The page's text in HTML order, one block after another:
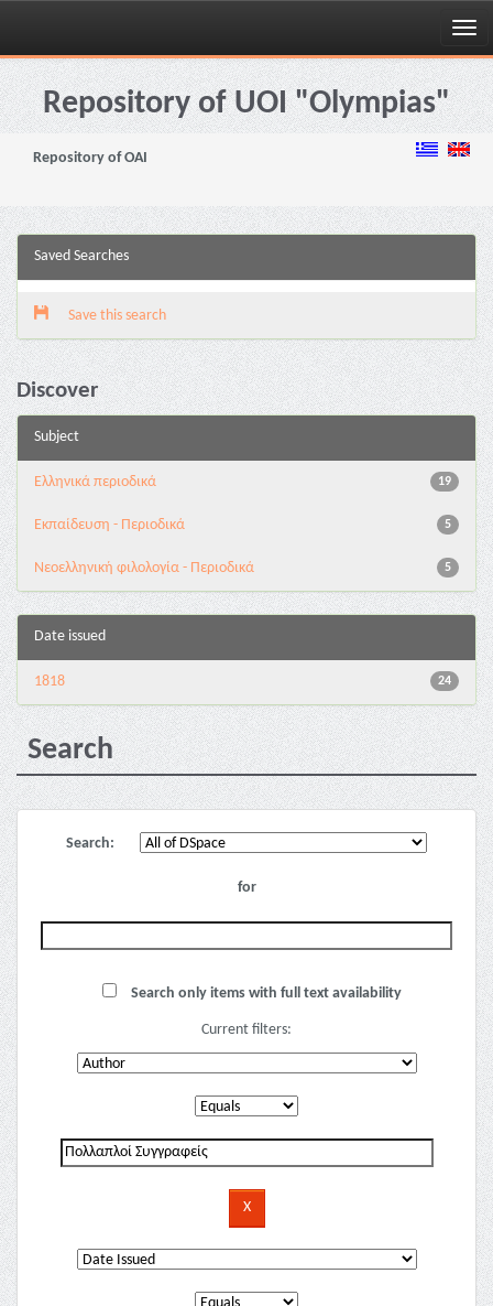
Skip
navigationRepository of UOI "Olympias"
Repository of OAI
Saved Searches
Save this search
Discover
Subject
19
Ελληνικά περιοδικά
5
Εκπαίδευση - Περιοδικά
5
Νεοελληνική φιλολογία - Περιοδικά
Date issued
24
1818
Search
Search:
for
Search only items with full text availability
Current filters: